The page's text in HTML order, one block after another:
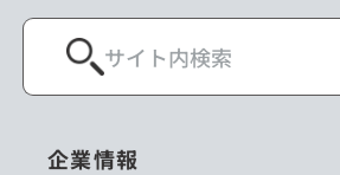
企業情報